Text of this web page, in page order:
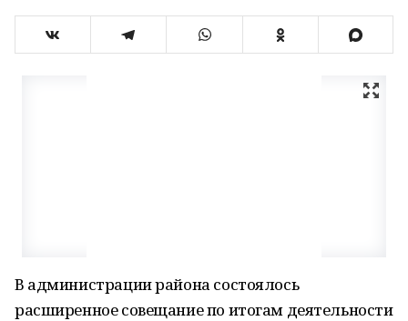
В администрации района состоялось
расширенное совещание по итогам деятельности